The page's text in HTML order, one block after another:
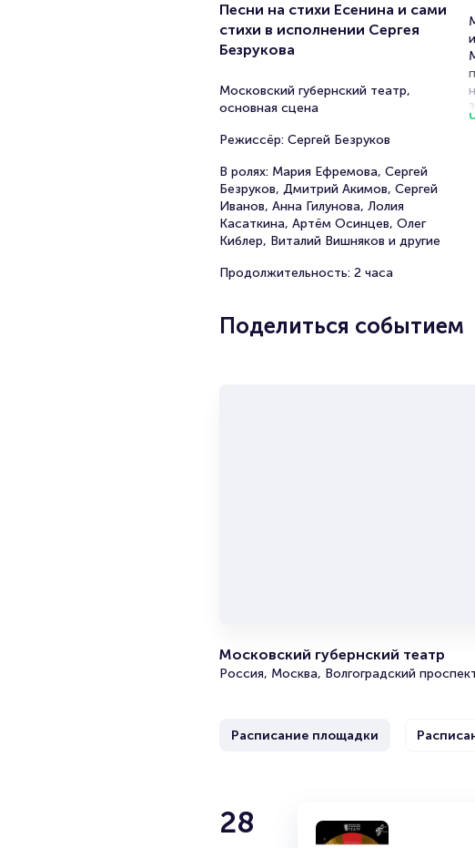
Песни на стихи Есенина и сами
стихи в исполнении Сергея
Безрукова
Московский губернский театр,
основная сцена
Режиссёр: Сергей Безруков
В ролях: Мария Ефремова, Сергей
Безруков, Дмитрий Акимов, Сергей
Иванов, Анна Гилунова, Лолия
Касаткина, Артём Осинцев, Олег
Киблер, Виталий Вишняков и другие
Продолжительность: 2 часа
Поделиться событием
Московский губернский театр
Россия, Москва, Волгоградский
Расписание площадки
Сергей Безруков
28 Спектакль
28